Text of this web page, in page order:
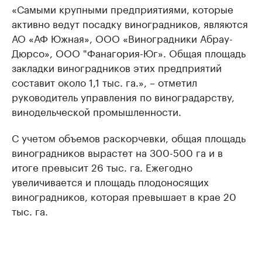
«Самыми крупными предприятиями, которые
активно ведут посадку виноградников, являются
АО «АФ Южная», ООО «Виноградники Абрау-
Дюрсо», ООО "Фанагория-Юг». Общая площадь
закладки виноградников этих предприятий
составит около 1,1 тыс. га.», – отметил
руководитель управления по виноградарству,
винодельческой промышленности.
С учетом объемов раскорчевки, общая площадь
виноградников вырастет на 300-500 га и в
итоге превысит 26 тыс. га. Ежегодно
увеличивается и площадь плодоносящих
виноградников, которая превышает в крае 20
тыс. га.